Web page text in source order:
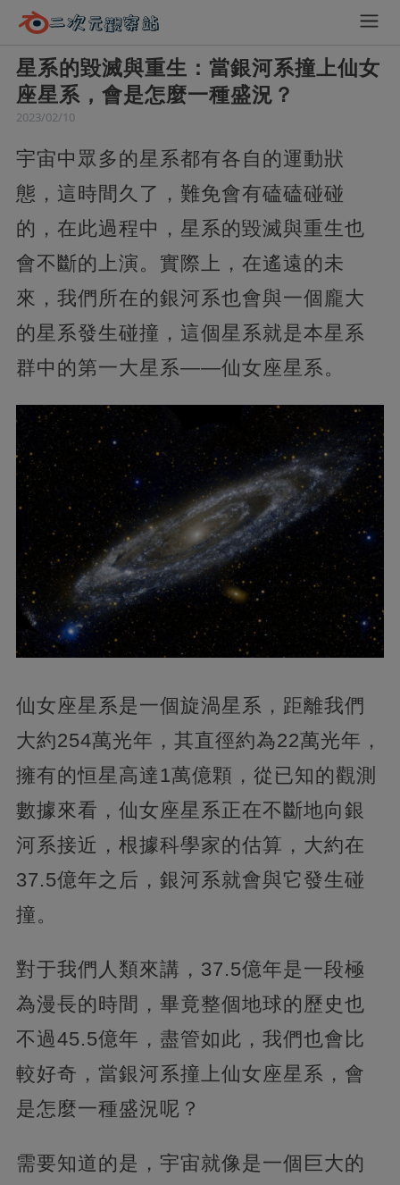
星系的毀滅與重生：當銀河系撞上仙女
座星系，會是怎麼一種盛況？
2023/02/10
宇宙中眾多的星系都有各自的運動狀
態，這時間久了，難免會有磕磕碰碰
的，在此過程中，星系的毀滅與重生也
會不斷的上演。實際上，在遙遠的未
來，我們所在的銀河系也會與一個龐大
的星系發生碰撞，這個星系就是本星系
群中的第一大星系——仙女座星系。
仙女座星系是一個旋渦星系，距離我們
大約254萬光年，其直徑約為22萬光年，
擁有的恒星高達1萬億顆，從已知的觀測
數據來看，仙女座星系正在不斷地向銀
河系接近，根據科學家的估算，大約在
37.5億年之后，銀河系就會與它發生碰
撞。
對于我們人類來講，37.5億年是一段極
為漫長的時間，畢竟整個地球的歷史也
不過45.5億年，盡管如此，我們也會比
較好奇，當銀河系撞上仙女座星系，會
是怎麼一種盛況呢？
需要知道的是，宇宙就像是一個巨大的